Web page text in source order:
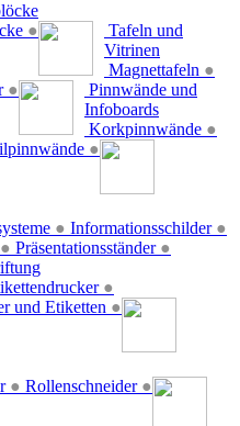
●
Tafeln und
Vitrinen
Magnettafeln ●
●
Pinnwände und
Infoboards
Korkpinnwände ●
●
● Informationsschilder ●
● Präsentationsständer ●
●
und Etiketten ●
● Rollenschneider ●